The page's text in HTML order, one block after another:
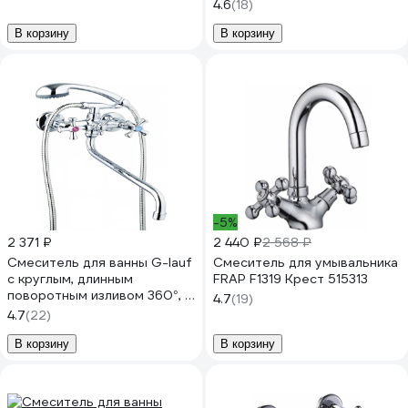
В корзину
4.6(18)
В корзину
2 371 ₽
Смеситель для ванны G-lauf
с круглым, длинным
поворотным изливом 360°, с
душевой лейкой, хром QFR7-
A827
4.7(22)
В корзину
-5%
2 440 ₽2 568 ₽
Смеситель для умывальника
FRAP F1319 Крест 515313
4.7(19)
В корзину